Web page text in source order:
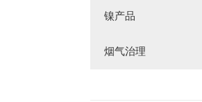
镍产品
烟气治理